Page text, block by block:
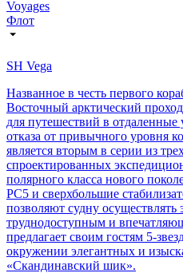
Voyages
Флот
SH Vega
Названное в честь первого
Восточный арктический
для путешествий в
отказа от привычного уровня
является вторым в серии из
спроектированных
полярного класса нового
PC5 и сверхбольшие
позволяют судну
труднодоступным и
предлагает своим гостям 5-
окружении элегантных и
«Скандинавский шик».